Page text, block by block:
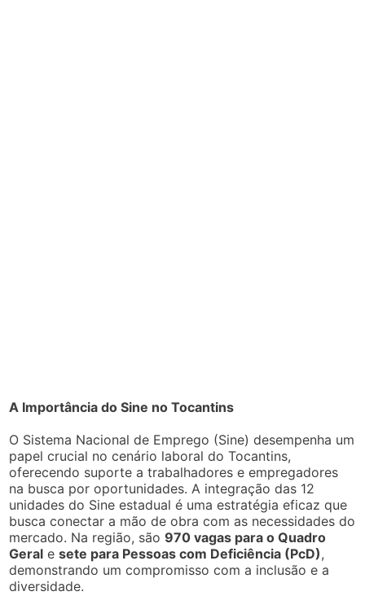
A Importância do Sine no Tocantins
O Sistema Nacional de Emprego (Sine) desempenha um
papel crucial no cenário laboral do Tocantins,
oferecendo suporte a trabalhadores e empregadores
na busca por oportunidades. A integração das 12
unidades do Sine estadual é uma estratégia eficaz que
busca conectar a mão de obra com as necessidades do
mercado. Na região, são970 vagas para o Quadro
Geral esete para Pessoas com Deficiência (PcD),
demonstrando um compromisso com a inclusão e a
diversidade.